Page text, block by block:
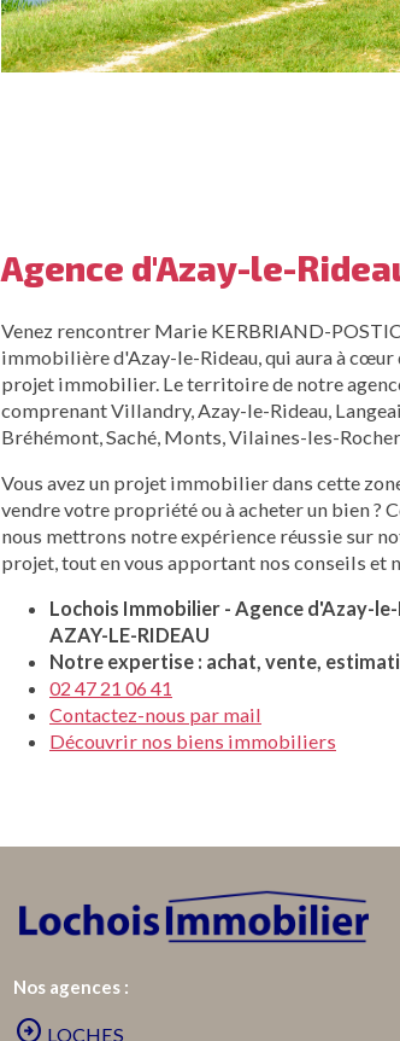
Agence d'Azay-le-
Venez rencontrer Marie KERBRIAND-
immobilière d'Azay-le-Rideau, qui aura à cœur
projet immobilier. Le territoire de notre
comprenant Villandry, Azay-le-Rideau,
Bréhémont, Saché, Monts, Vilaines-les-
Vous avez un projet immobilier dans cette
vendre votre propriété ou à acheter un bien ?
nous mettrons notre expérience réussie sur
projet, tout en vous apportant nos conseils et
Lochois Immobilier - Agence d'Azay-
AZAY-LE-RIDEAU
Notre expertise : achat, vente,
02 47 21 06 41
Contactez-nous par mail
Découvrir nos biens immobiliers
Nos agences :
arrow_circle_right LOCHES